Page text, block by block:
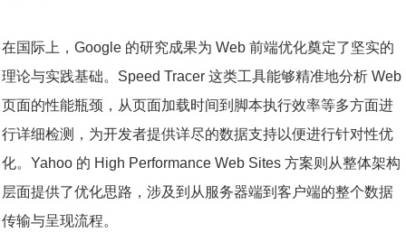
在国际上，Google 的研究成果为 Web 前端优化奠定了坚实的
理论与实践基础。Speed Tracer 这类工具能够精准地分析 Web
页面的性能瓶颈，从页面加载时间到脚本执行效率等多方面进
行详细检测，为开发者提供详尽的数据支持以便进行针对性优
化。Yahoo 的 High Performance Web Sites 方案则从整体架构
层面提供了优化思路，涉及到从服务器端到客户端的整个数据
传输与呈现流程。